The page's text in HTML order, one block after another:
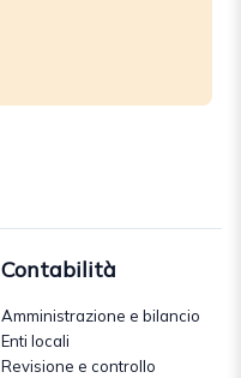
Contabilità
Amministrazione e bilancio
Enti locali
Revisione e controllo